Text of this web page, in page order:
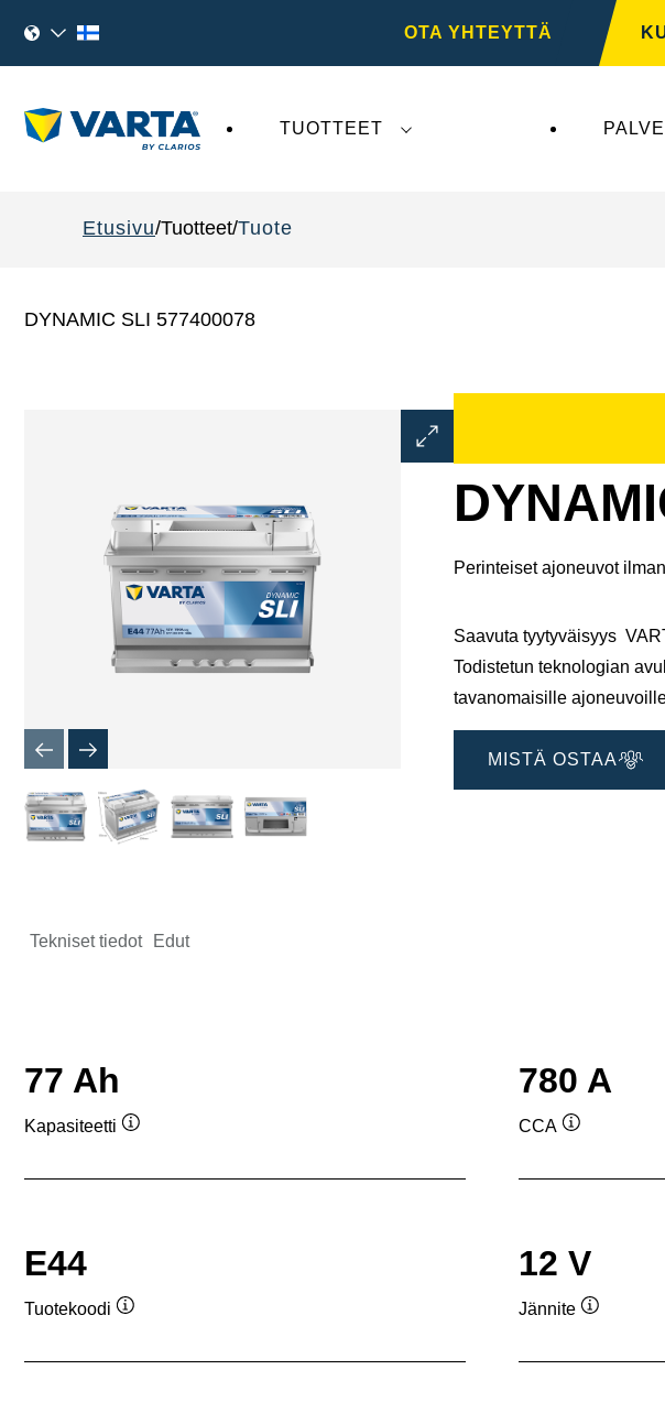
OTA YHTEYTTÄ
TUOTTEET
Etusivu Tuotteet Tuote
DYNAMIC SLI 577400078
Avaa
kuvaikkuna
Perinteiset ajoneuvot
Saavuta tyytyväisyys
Todistetun teknologian
tavanomaisille
MISTÄ OSTAA
Tekniset tiedot Edut
77 Ah
Kapasiteetti
780 A
CCA
E44
Tuotekoodi
12 V
Jännite